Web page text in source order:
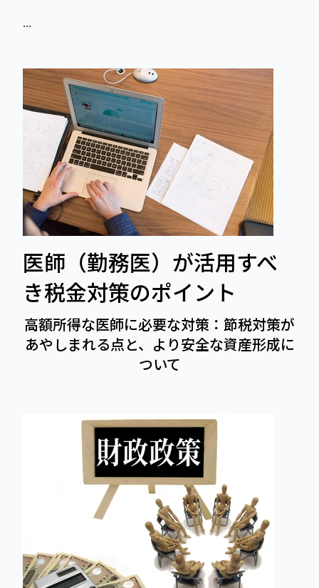
...
医師（勤務医）が活用すべ
き税金対策のポイント
高額所得な医師に必要な対策：節税対策が
あやしまれる点と、より安全な資産形成に
ついて